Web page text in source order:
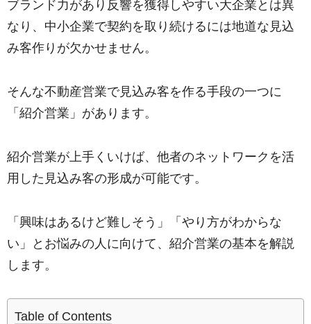
ブランド力があり反響を獲得しやすい大企業とは異
なり、中小企業で契約を取り続けるには地道な見込
み客作りが欠かせません。
そんな不動産営業で見込み客を作る手段の一つに
「紹介営業」があります。
紹介営業が上手くいけば、他者のネットワークを活
用した見込み客の形成が可能です。
「興味はあるけど難しそう」「やり方がわからな
い」とお悩みの人に向けて、紹介営業の基本を解説
します。
Table of Contents